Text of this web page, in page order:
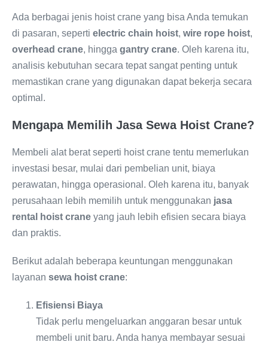
Ada berbagai jenis hoist crane yang bisa Anda temukan
di pasaran, seperti electric chain hoist, wire rope hoist,
overhead crane, hingga gantry crane. Oleh karena itu,
analisis kebutuhan secara tepat sangat penting untuk
memastikan crane yang digunakan dapat bekerja secara
optimal.
Mengapa Memilih Jasa Sewa Hoist Crane?
Membeli alat berat seperti hoist crane tentu memerlukan
investasi besar, mulai dari pembelian unit, biaya
perawatan, hingga operasional. Oleh karena itu, banyak
perusahaan lebih memilih untuk menggunakan jasa
rental hoist crane yang jauh lebih efisien secara biaya
dan praktis.
Berikut adalah beberapa keuntungan menggunakan
layanan sewa hoist crane:
Efisiensi Biaya
Tidak perlu mengeluarkan anggaran besar untuk
membeli unit baru. Anda hanya membayar sesuai